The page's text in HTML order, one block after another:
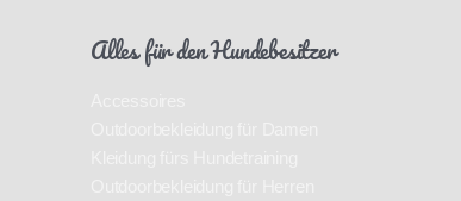
Alles für den Hundebesitzer